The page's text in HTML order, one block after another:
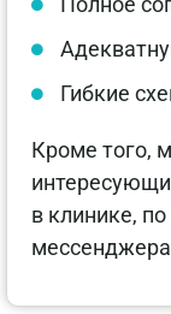
Гибкие
Кроме того,
в клинике,